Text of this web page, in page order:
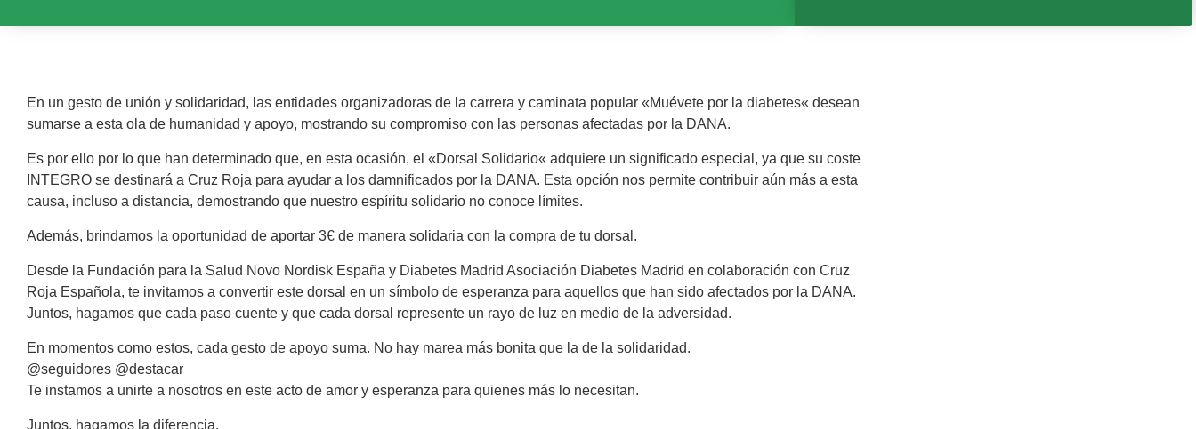
En un gesto de unión y solidaridad, las entidades organizadoras de la carrera y caminata popular «Muévete por la diabetes« desean
sumarse a esta ola de humanidad y apoyo, mostrando su compromiso con las personas afectadas por la DANA.
Es por ello por lo que han determinado que, en esta ocasión, el «Dorsal Solidario« adquiere un significado especial, ya que su coste
INTEGRO se destinará a Cruz Roja para ayudar a los damnificados por la DANA. Esta opción nos permite contribuir aún más a esta
causa, incluso a distancia, demostrando que nuestro espíritu solidario no conoce límites.
Además, brindamos la oportunidad de aportar 3€ de manera solidaria con la compra de tu dorsal.
Desde la Fundación para la Salud Novo Nordisk España y Diabetes Madrid Asociación Diabetes Madrid en colaboración con Cruz
Roja Española, te invitamos a convertir este dorsal en un símbolo de esperanza para aquellos que han sido afectados por la DANA.
Juntos, hagamos que cada paso cuente y que cada dorsal represente un rayo de luz en medio de la adversidad.
En momentos como estos, cada gesto de apoyo suma. No hay marea más bonita que la de la solidaridad.
@seguidores @destacar
Te instamos a unirte a nosotros en este acto de amor y esperanza para quienes más lo necesitan.
Juntos, hagamos la diferencia.